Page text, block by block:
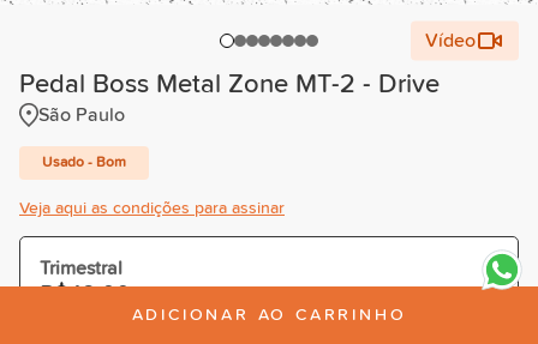
Vídeo
Pedal Boss Metal Zone MT-2 - Drive
São Paulo
Usado - Bom
Veja aqui as condições para assinar
Trimestral
Cobrado R$126,00 à vista ou parcelado
ADICIONAR AO CARRINHO